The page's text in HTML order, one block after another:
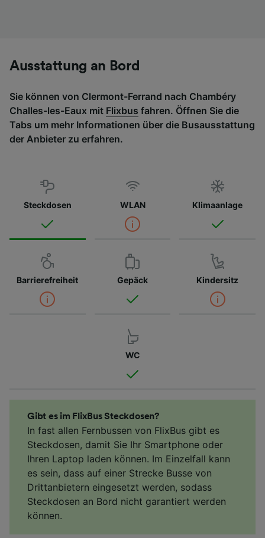
Ausstattung an Bord
Sie können von Clermont-Ferrand nach Chambéry
Challes-les-Eaux mit Flixbus fahren. Öffnen Sie die
Tabs um mehr Informationen über die Busausstattung
der Anbieter zu erfahren.
Steckdosen WLAN Klimaanlage
Barrierefreiheit Gepäck Kindersitz
WC
Gibt es im FlixBus Steckdosen?
In fast allen Fernbussen von FlixBus gibt es
Steckdosen, damit Sie Ihr Smartphone oder
Ihren Laptop laden können. Im Einzelfall kann
es sein, dass auf einer Strecke Busse von
Drittanbietern eingesetzt werden, sodass
Steckdosen an Bord nicht garantiert werden
können.